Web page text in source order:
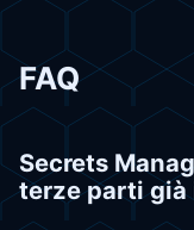
FAQ
Secrets
terze parti